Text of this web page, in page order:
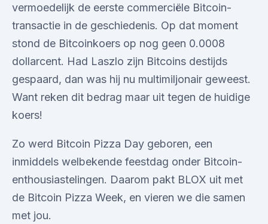
vermoedelijk de eerste commerciële Bitcoin-
transactie in de geschiedenis. Op dat moment
stond de Bitcoinkoers op nog geen 0.0008
dollarcent. Had Laszlo zijn Bitcoins destijds
gespaard, dan was hij nu multimiljonair geweest.
Want reken dit bedrag maar uit tegen de huidige
koers!
Zo werd Bitcoin Pizza Day geboren, een
inmiddels welbekende feestdag onder Bitcoin-
enthousiastelingen. Daarom pakt BLOX uit met
de Bitcoin Pizza Week, en vieren we die samen
met jou.